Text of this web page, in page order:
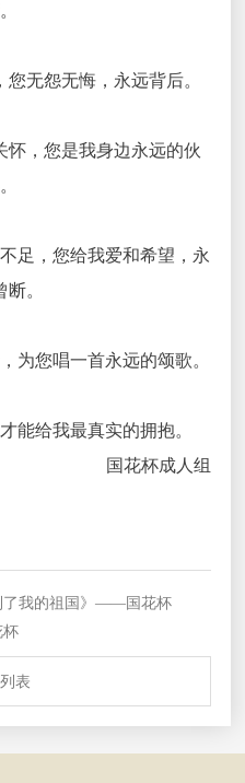
无怨无悔，永远背后。
怀，您是我身边永远的伙
足，您给我爱和希望，永
断。
为您唱一首永远的颂歌。
能给我最真实的拥抱。
国花杯成人组
了我的祖国》——国花杯
表
表